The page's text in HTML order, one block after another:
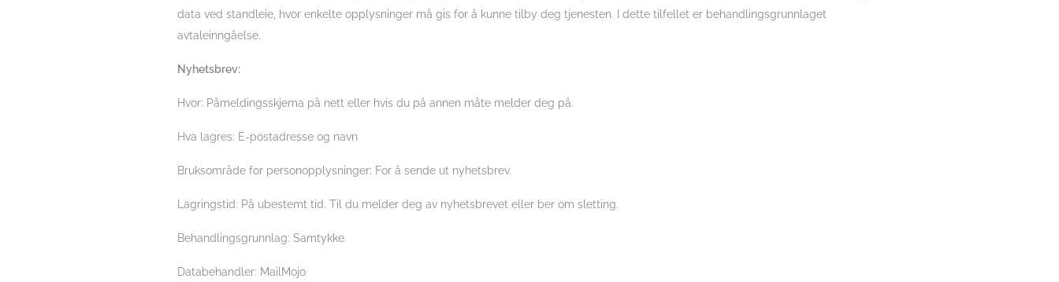
data ved standleie, hvor enkelte opplysninger må gis for å kunne tilby deg tjenesten. I dette tilfellet er behandlingsgrunnlaget
avtaleinngåelse.
Nyhetsbrev:
Hvor: Påmeldingsskjema på nett eller hvis du på annen måte melder deg på.
Hva lagres: E-postadresse og navn
Bruksområde for personopplysninger: For å sende ut nyhetsbrev.
Lagringstid: På ubestemt tid. Til du melder deg av nyhetsbrevet eller ber om sletting.
Behandlingsgrunnlag: Samtykke.
Databehandler: MailMojo